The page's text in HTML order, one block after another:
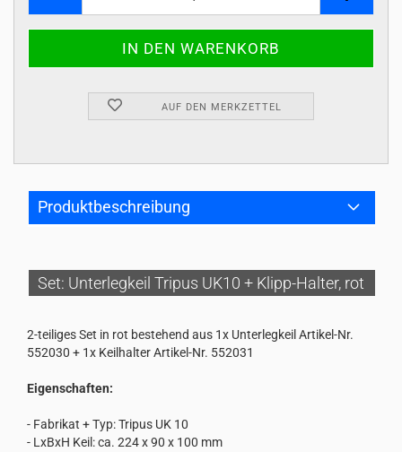
AUF DEN MERKZETTEL
Produktbeschreibung
Set: Unterlegkeil Tripus UK10 + Klipp-Halter, rot
2-teiliges Set in rot bestehend aus 1x Unterlegkeil Artikel-Nr.
552030 + 1x Keilhalter Artikel-Nr. 552031
Eigenschaften:
- Fabrikat + Typ: Tripus UK 10
- LxBxH Keil: ca. 224 x 90 x 100 mm